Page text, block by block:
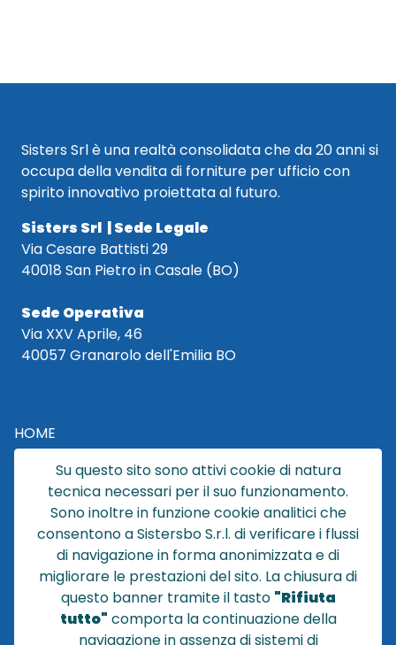
Sisters Srl è una realtà consolidata che da 20 anni si
occupa della vendita di forniture per ufficio con
spirito innovativo proiettata al futuro.
Sisters Srl | Sede Legale
Via Cesare Battisti 29
40018 San Pietro in Casale (BO)
Sede Operativa
Via XXV Aprile, 46
40057 Granarolo dell'Emilia BO
HOME
CATALOGO
CHI SIAMO
NEWS
CONTATTACI
CONDIZIONI DI VENDITA
POLICY PRIVACY
NOTE LEGALI
Su questo sito sono attivi cookie di natura
tecnica necessari per il suo funzionamento.
Sono inoltre in funzione cookie analitici che
consentono a Sistersbo S.r.l. di verificare i flussi
di navigazione in forma anonimizzata e di
migliorare le prestazioni del sito. La chiusura di
questo banner tramite il tasto "Rifiuta
tutto" comporta la continuazione della
navigazione in assenza di sistemi di